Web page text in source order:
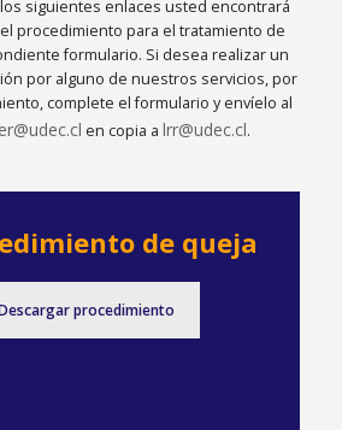
siguientes enlaces usted encontrará
procedimiento para el tratamiento de
formulario. Si desea realizar un
por alguno de nuestros servicios, por
complete el formulario y envíelo al
en copia a lrr@udec.cl.
de queja
procedimiento